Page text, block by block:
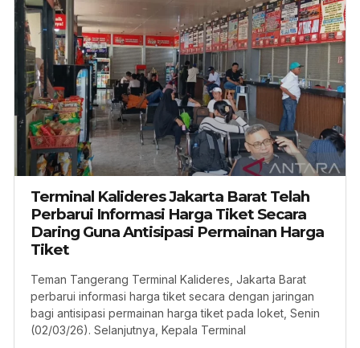
Terminal Kalideres Jakarta Barat Telah
Perbarui Informasi Harga Tiket Secara
Daring Guna Antisipasi Permainan Harga
Tiket
Teman Tangerang Terminal Kalideres, Jakarta Barat
perbarui informasi harga tiket secara dengan jaringan
bagi antisipasi permainan harga tiket pada loket, Senin
(02/03/26). Selanjutnya, Kepala Terminal